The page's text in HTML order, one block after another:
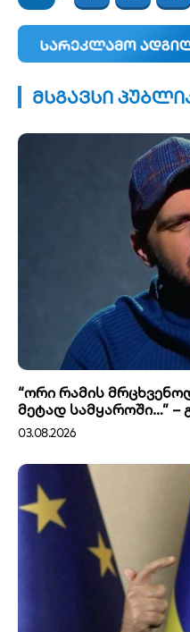
მსგავსი
“ორი რამის
მეტად სამყაროში…” –
03.08.2026